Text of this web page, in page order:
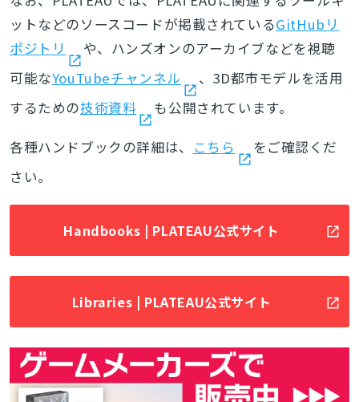
ットなどのソースコードが掲載されているGitHubリ
ポジトリ
や、ハンズオンのアーカイブなどを視聴
可能なYouTubeチャンネル
、3D都市モデルを活用
するための技術資料 も公開されています。
各種ハンドブックの詳細は、 こちら
をご確認くだ
さい。
Handbooks | PLATEAU公式サイト
Libraries | PLATEAU公式サイト